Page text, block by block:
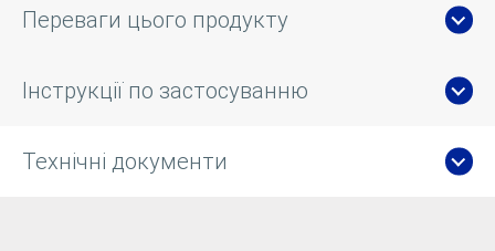
Переваги цього продукту
Інструкції по застосуванню
Технічні документи